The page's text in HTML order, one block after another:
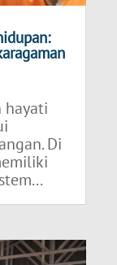
hayati
Di